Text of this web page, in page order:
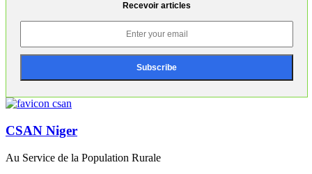
Recevoir articles
CSAN Niger
Au Service de la Population Rurale